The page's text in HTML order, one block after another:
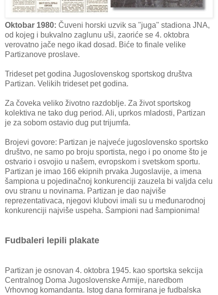
Oktobar 1980: Čuveni horski uzvik sa "juga" stadiona JNA,
od kojeg i bukvalno zaglunu uši, zaoriće se 4. oktobra
verovatno jače nego ikad dosad. Biće to finale velike
Partizanove proslave.
Trideset pet godina Jugoslovenskog sportskog društva
Partizan. Velikih trideset pet godina.
Za čoveka veliko životno razdoblje. Za život sportskog
kolektiva ne tako dug period. Ali, uprkos mladosti, Partizan
je za sobom ostavio dug put trijumfa.
Brojevi govore: Partizan je najveće jugoslovensko sportsko
društvo, ne samo po broju sportista, nego i po onome što je
ostvario i osvojio u našem, evropskom i svetskom sportu.
Partizan je imao 166 ekipnih prvaka Jugoslavije, a imena
šampiona u pojedinačnoj konkurenciji zauzela bi valjda celu
ovu stranu u novinama. Partizan je dao najviše
reprezentativaca, njegovi klubovi imali su u međunarodnoj
konkurenciji najviše uspeha. Šampioni nad šampionima!
Fudbaleri lepili plakate
Partizan je osnovan 4. oktobra 1945. kao sportska sekcija
Centralnog Doma Jugoslovenske Armije, naredbom
Vrhovnog komandanta. Istog dana formirana je fudbalska